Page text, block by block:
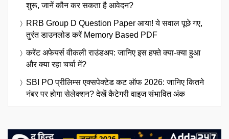
शुरू, जानें कौन कर सकता है आवेदन?
RRB Group D Question Paper आया! ये सवाल पूछे गए,
तुरंत डाउनलोड करें Memory Based PDF
करेंट अफेयर्स वीकली राउंडअप: जानिए इस हफ्ते क्या-क्या हुआ
और क्या रहा चर्चा में?
SBI PO प्रीलिम्स एक्सपेक्टेड कट ऑफ 2026: जानिए कितने
नंबर पर होगा सेलेक्शन? देखें कैटेगरी वाइज संभावित अंक